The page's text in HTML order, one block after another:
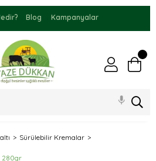
Blog Kampanyalar
Sürülebilir Kremalar
280gr